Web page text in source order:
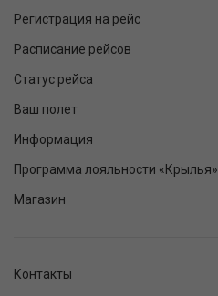
Регистрация на рейс
Расписание рейсов
Статус рейса
Ваш полет
Информация
Программа лояльности «Крылья»
Магазин
Контакты